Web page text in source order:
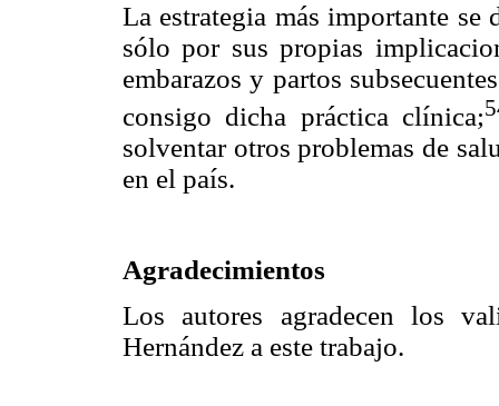
La estrategia más importante
sólo por sus propias
embarazos y partos
consigo dicha práctica clínica;
solventar otros problemas de
en el país.
Agradecimientos
Los autores agradecen los
Hernández a este trabajo.